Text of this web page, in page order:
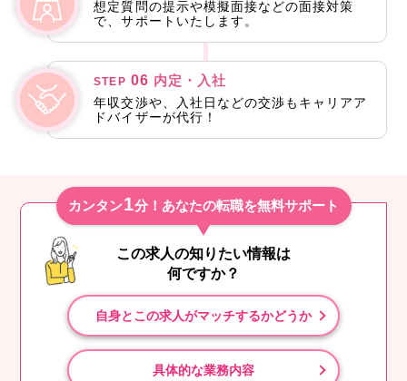
想定質問の提示や模擬面接などの面接対策
で、サポートいたします。
STEP 06 内定・入社
年収交渉や、入社日などの交渉もキャリアア
ドバイザーが代行！
カンタン1分！あなたの転職を無料サポート
この求人の知りたい情報は
何ですか？
自身とこの求人がマッチするかどうか
具体的な業務内容